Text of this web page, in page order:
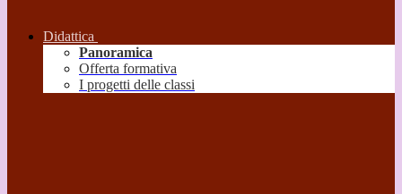
Didattica
Panoramica
Offerta formativa
I progetti delle classi